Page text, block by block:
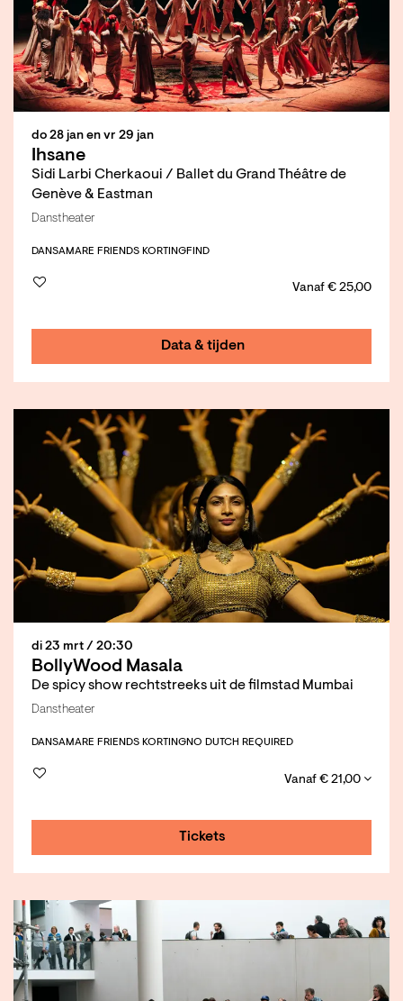
Ihsane
Sidi Larbi Cherkaoui / Ballet du Grand Théâtre de
Genève & Eastman
do 28 jan en vr 29 jan
Danstheater
DANSAMARE FRIENDS KORTINGFIND
Vanaf € 25,00
Data & tijden
BollyWood Masala
De spicy show rechtstreeks uit de filmstad Mumbai
di 23 mrt / 20:30
Danstheater
DANSAMARE FRIENDS KORTINGNO DUTCH REQUIRED
Vanaf € 21,00
Tickets